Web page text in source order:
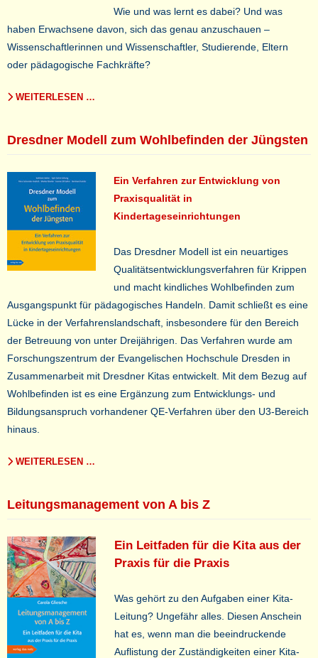
Wie und was lernt es dabei? Und was
haben Erwachsene davon, sich das genau anzuschauen –
Wissenschaftlerinnen und Wissenschaftler, Studierende, Eltern
oder pädagogische Fachkräfte?
WEITERLESEN …
Dresdner Modell zum Wohlbefinden der Jüngsten
Ein Verfahren zur Entwicklung von
Praxisqualität in
Kindertageseinrichtungen
Das Dresdner Modell ist ein neuartiges
Qualitätsentwicklungsverfahren für Krippen
und macht kindliches Wohlbefinden zum
Ausgangspunkt für pädagogisches Handeln. Damit schließt es eine
Lücke in der Verfahrenslandschaft, insbesondere für den Bereich
der Betreuung von unter Dreijährigen. Das Verfahren wurde am
Forschungszentrum der Evangelischen Hochschule Dresden in
Zusammenarbeit mit Dresdner Kitas entwickelt. Mit dem Bezug auf
Wohlbefinden ist es eine Ergänzung zum Entwicklungs- und
Bildungsanspruch vorhandener QE-Verfahren über den U3-Bereich
hinaus.
WEITERLESEN …
Leitungsmanagement von A bis Z
Ein Leitfaden für die Kita aus der
Praxis für die Praxis
Was gehört zu den Aufgaben einer Kita-
Leitung? Ungefähr alles. Diesen Anschein
hat es, wenn man die beeindruckende
Auflistung der Zuständigkeiten einer Kita-